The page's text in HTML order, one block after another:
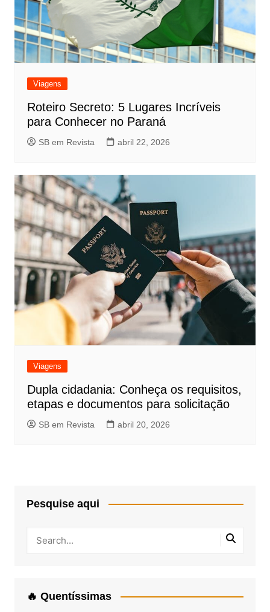
Viagens
Roteiro Secreto: 5 Lugares Incríveis
para Conhecer no Paraná
SB em Revista abril 22, 2026
Viagens
Dupla cidadania: Conheça os requisitos,
etapas e documentos para solicitação
SB em Revista abril 20, 2026
Pesquise aqui
🔥 Quentíssimas